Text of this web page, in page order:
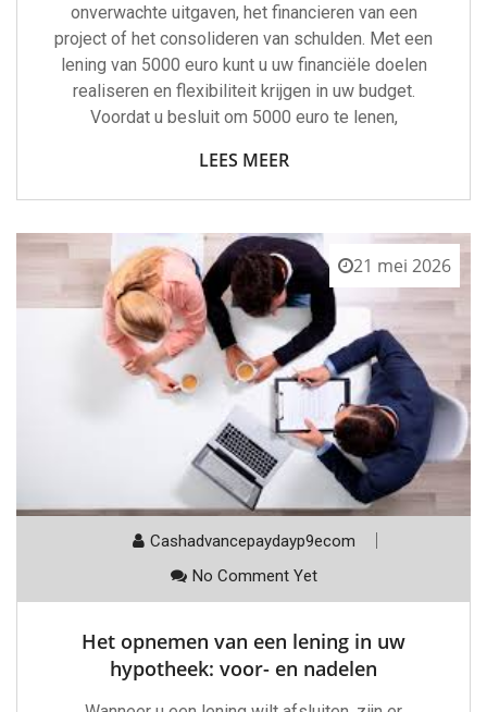
onverwachte uitgaven, het financieren van een
project of het consolideren van schulden. Met een
lening van 5000 euro kunt u uw financiële doelen
realiseren en flexibiliteit krijgen in uw budget.
Voordat u besluit om 5000 euro te lenen,
LEES MEER
21 mei 2026
Cashadvancepaydayp9ecom
No Comment Yet
Het opnemen van een lening in uw
hypotheek: voor- en nadelen